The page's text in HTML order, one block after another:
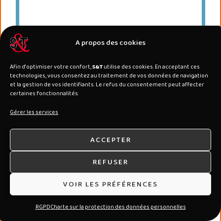
A propos des cookies
Afin d'optimiser votre confort,S&Tutilise des cookies. En acceptant ces
technologies, vous consentez au traitement de vos données de navigation
et la gestion de vos identifiants. Le refus du consentement peut affecter
certaines fonctionnalités.
Gérer les services
ACCEPTER
REFUSER
VOIR LES PRÉFÉRENCES
RGPDCharte sur la protection des données personnelles